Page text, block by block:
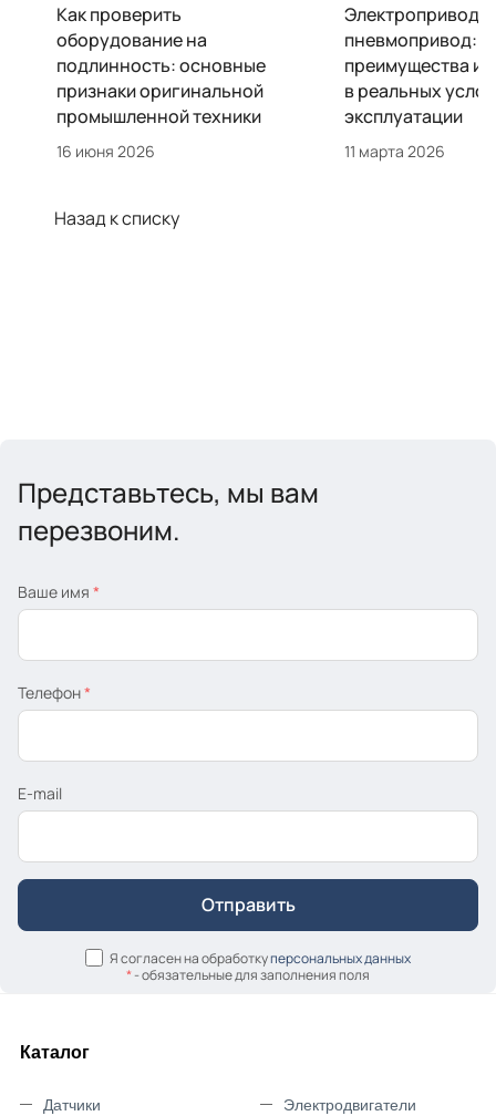
Как проверить
оборудование на
подлинность: основные
признаки оригинальной
промышленной техники
16 июня 2026
Электропривод
пневмопривод:
преимущества и
в реальных
эксплуатации
11 марта 2026
Назад к списку
Представьтесь, мы вам
перезвоним.
Ваше имя *
Телефон*
E-mail
Я согласен на обработкуперсональных данных
*- обязательные для заполнения поля
Каталог
Датчики Электродвигатели